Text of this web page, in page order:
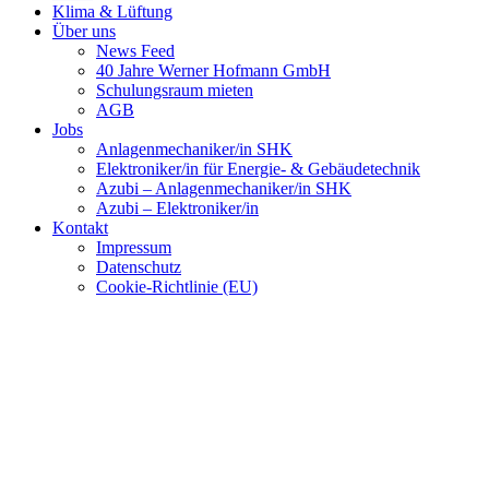
Klima & Lüftung
Über uns
News Feed
40 Jahre Werner Hofmann GmbH
Schulungsraum mieten
AGB
Jobs
Anlagenmechaniker/in SHK
Elektroniker/in für Energie- & Gebäudetechnik
Azubi – Anlagenmechaniker/in SHK
Azubi – Elektroniker/in
Kontakt
Impressum
Datenschutz
Cookie-Richtlinie (EU)